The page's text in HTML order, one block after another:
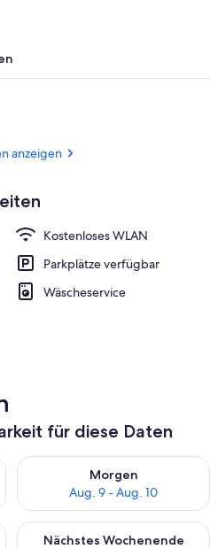
Tägliches Frühstücksbuffet gegen
anzeigen
Kostenloses WLAN
Parkplätze verfügbar
Wäscheservice
für diese Daten
heute Nacht, Aug. 8 - Aug. 9.
Morgen
Aug. 9 - Aug. 10
Überprüfe die Verfügbarkeit
dieses Wochenende, Aug. 14
Nächstes Wochenende
Überprüfe die Verfügbarkeit